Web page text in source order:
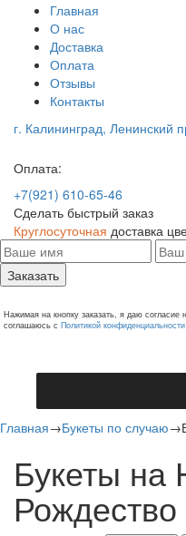
Главная
О нас
Доставка
Оплата
Отзывы
Контакты
г. Калининград, Ленинский
Оплата:
+7(921) 610-65-46
Сделать быстрый заказ
Круглосуточная доставка
Заказать
Нажимая на кнопку заказать, я даю
соглашаюсь с Политикой конфиденциальности
Главная→Букеты по случаю→
Букеты на
Рождество